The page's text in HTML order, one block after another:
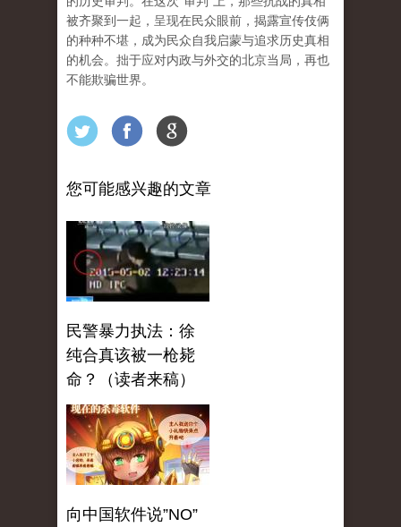
被齐聚到一起，呈现在民众眼前，揭露宣传伎俩
的种种不堪，成为民众自我启蒙与追求历史真相
的机会。拙于应对内政与外交的北京当局，再也
不能欺骗世界。
您可能感兴趣的文章
民警暴力执法：徐
纯合真该被一枪毙
命？（读者来稿）
向中国软件说”NO”